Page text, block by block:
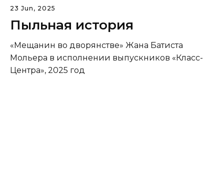
23 Jun, 2025
Пыльная история
«Мещанин во дворянстве» Жана Батиста
Мольера в исполнении выпускников «Класс-
Центра», 2025 год